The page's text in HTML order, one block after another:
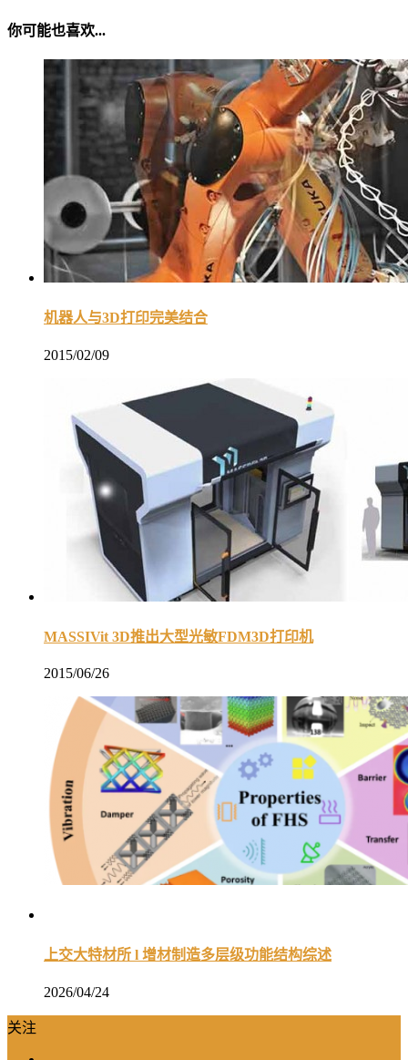
你可能也喜欢...
机器人与3D打印完美结合
2015/02/09
MASSIVit 3D推出大型光敏FDM3D打印机
2015/06/26
上交大特材所 l 增材制造多层级功能结构综述
2026/04/24
关注